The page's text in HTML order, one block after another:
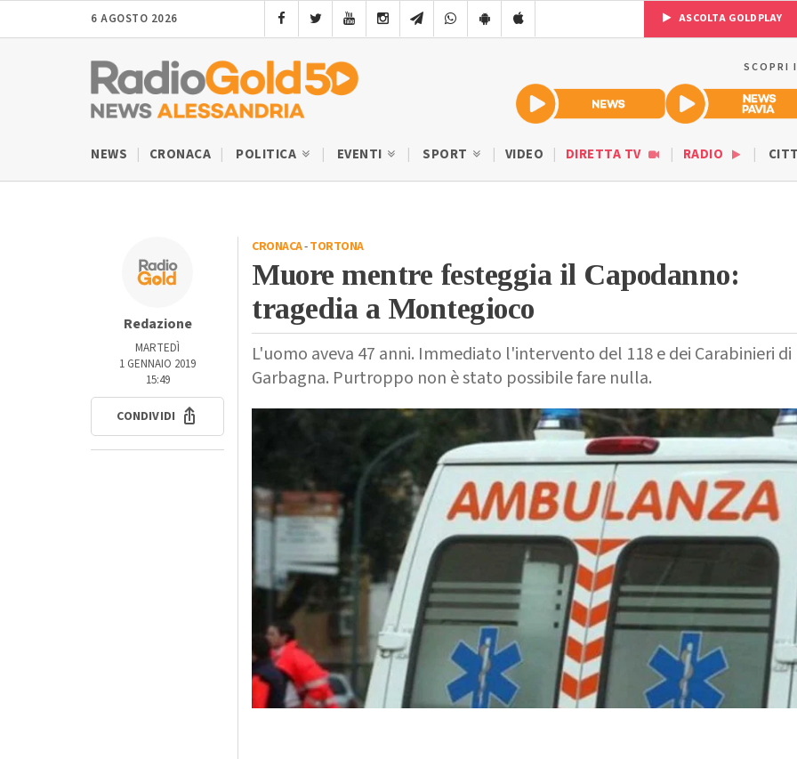
6 AGOSTO 2026 ASCOLTA GOLDPLAY
SCOPRI
NEWS CRONACA POLITICA EVENTI SPORT VIDEO DIRETTA TV RADIO
Redazione
MARTEDÌ
1 GENNAIO 2019
15:49
CONDIVIDI
CRONACA-TORTONA
Muore mentre festeggia il Capodanno:
tragedia a Montegioco
L'uomo aveva 47 anni. Immediato l'intervento del 118 e dei Carabinieri di
Garbagna. Purtroppo non è stato possibile fare nulla.